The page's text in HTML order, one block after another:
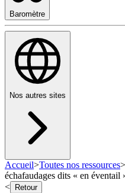
Baromètre
Nos autres sites
Accueil>Toutes nos ressources>
échafaudages dits « en éventail
<
Retour